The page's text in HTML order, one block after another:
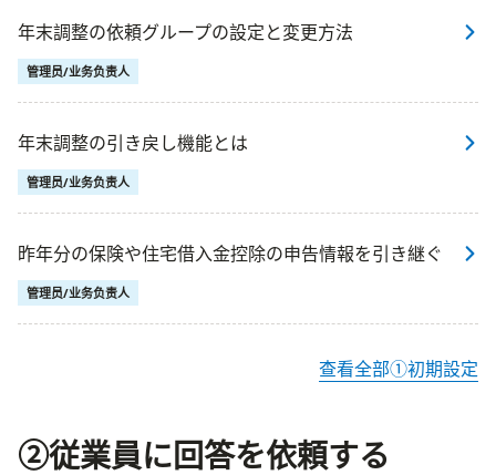
年末調整の依頼グループの設定と変更方法
管理员/业务负责人
年末調整の引き戻し機能とは
管理员/业务负责人
昨年分の保険や住宅借入金控除の申告情報を引き継ぐ
管理员/业务负责人
查看全部①初期設定
②従業員に回答を依頼する